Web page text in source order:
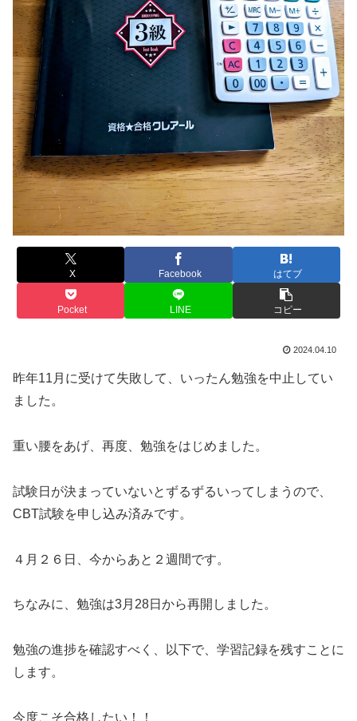
X Facebook はてブ
Pocket LINE コピー
2024.04.10
昨年11月に受けて失敗して、いったん勉強を中止してい
ました。
重い腰をあげ、再度、勉強をはじめました。
試験日が決まっていないとずるずるいってしまうので、
CBT試験を申し込み済みです。
４月２６日、今からあと２週間です。
ちなみに、勉強は3月28日から再開しました。
勉強の進捗を確認すべく、以下で、学習記録を残すことに
します。
今度こそ合格したい！！